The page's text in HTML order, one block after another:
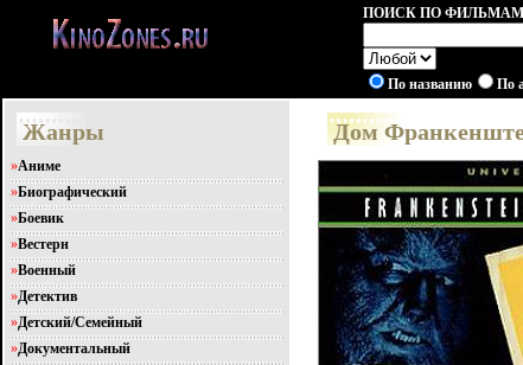
ПОИСК ПО ФИЛЬМАМ
По названию По
Жанры
»Аниме
»Биографический
»Боевик
»Вестерн
»Военный
»Детектив
»Детский/Семейный
»Документальный
Дом